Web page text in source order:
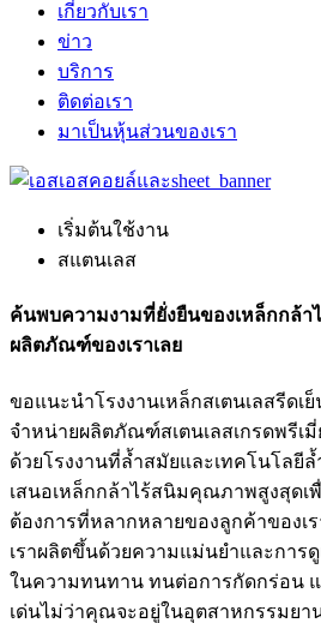
เกี่ยวกับเรา
ข่าว
บริการ
ติดต่อเรา
มาเป็นหุ้นส่วนของเรา
เริ่มต้นใช้งาน
สแตนเลส
ค้นพบความงามที่ยั่งยืนของเหล็กกล้า
ผลิตภัณฑ์ของเราเลย
ขอแนะนำโรงงานเหล็กสเตนเลสรีดเ
จำหน่ายผลิตภัณฑ์สเตนเลสเกรดพรีเ
ด้วยโรงงานที่ล้ำสมัยและเทคโนโลยี
เสนอเหล็กกล้าไร้สนิมคุณภาพสูงสุดเ
ต้องการที่หลากหลายของลูกค้าของ
เราผลิตขึ้นด้วยความแม่นยำและการ
ในความทนทาน ทนต่อการกัดกร่อน
เด่นไม่ว่าคุณจะอยู่ในอุตสาหกรรมยา